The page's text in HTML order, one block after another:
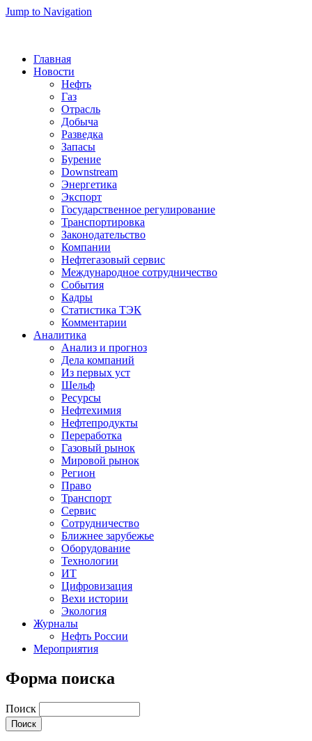
Jump to Navigation
Главная
Новости
Нефть
Газ
Отрасль
Добыча
Разведка
Запасы
Бурение
Downstream
Энергетика
Экспорт
Государственное регулирование
Транспортировка
Законодательство
Компании
Нефтегазовый сервис
Международное сотрудничество
События
Кадры
Статистика ТЭК
Комментарии
Аналитика
Анализ и прогноз
Дела компаний
Из первых уст
Шельф
Ресурсы
Нефтехимия
Нефтепродукты
Переработка
Газовый рынок
Мировой рынок
Регион
Право
Транспорт
Сервис
Сотрудничество
Ближнее зарубежье
Оборудование
Технологии
ИТ
Цифровизация
Вехи истории
Экология
Журналы
Нефть России
Мероприятия
Форма поиска
Поиск